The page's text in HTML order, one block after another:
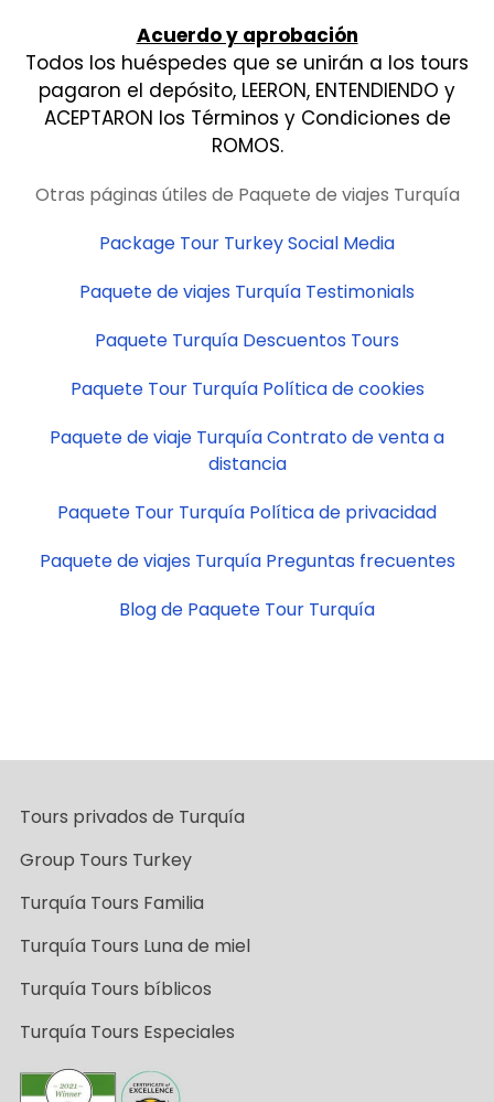
Acuerdo y aprobación
Todos los huéspedes que se unirán a los tours
pagaron el depósito, LEERON, ENTENDIENDO y
ACEPTARON los Términos y Condiciones de
ROMOS.
Otras páginas útiles de Paquete de viajes Turquía
Package Tour Turkey Social Media
Paquete de viajes Turquía Testimonials
Paquete Turquía Descuentos Tours
Paquete Tour Turquía Política de cookies
Paquete de viaje Turquía Contrato de venta a
distancia
Paquete Tour Turquía Política de privacidad
Paquete de viajes Turquía Preguntas frecuentes
Blog de Paquete Tour Turquía
Tours privados de Turquía
Group Tours Turkey
Turquía Tours Familia
Turquía Tours Luna de miel
Turquía Tours bíblicos
Turquía Tours Especiales